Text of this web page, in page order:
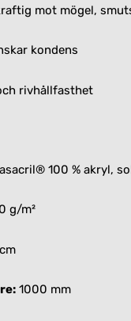
mot mögel,
kondens
rivhållfasthet
100 % akryl,
g/m²
1000 mm